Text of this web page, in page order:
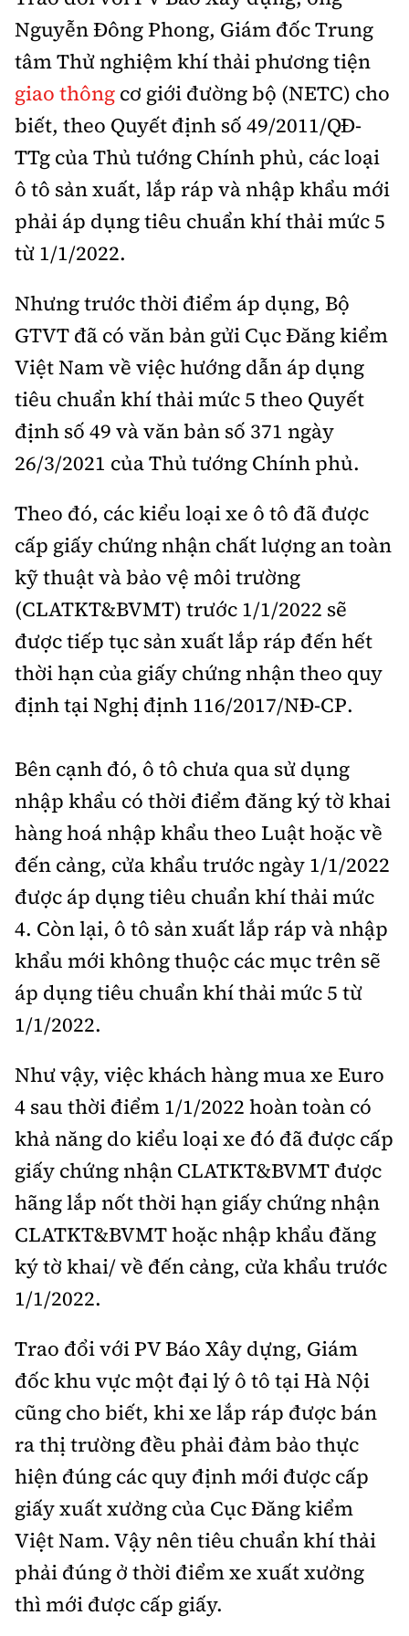
Nguyễn Đông Phong, Giám đốc Trung
tâm Thử nghiệm khí thải phương tiện
giao thông cơ giới đường bộ (NETC) cho
biết, theo Quyết định số 49/2011/QĐ-
TTg của Thủ tướng Chính phủ, các loại
ô tô sản xuất, lắp ráp và nhập khẩu mới
phải áp dụng tiêu chuẩn khí thải mức 5
từ 1/1/2022.
Nhưng trước thời điểm áp dụng, Bộ
GTVT đã có văn bản gửi Cục Đăng kiểm
Việt Nam về việc hướng dẫn áp dụng
tiêu chuẩn khí thải mức 5 theo Quyết
định số 49 và văn bản số 371 ngày
26/3/2021 của Thủ tướng Chính phủ.
Theo đó, các kiểu loại xe ô tô đã được
cấp giấy chứng nhận chất lượng an toàn
kỹ thuật và bảo vệ môi trường
(CLATKT&BVMT) trước 1/1/2022 sẽ
được tiếp tục sản xuất lắp ráp đến hết
thời hạn của giấy chứng nhận theo quy
định tại Nghị định 116/2017/NĐ-CP.
Bên cạnh đó, ô tô chưa qua sử dụng
nhập khẩu có thời điểm đăng ký tờ khai
hàng hoá nhập khẩu theo Luật hoặc về
đến cảng, cửa khẩu trước ngày 1/1/2022
được áp dụng tiêu chuẩn khí thải mức
4. Còn lại, ô tô sản xuất lắp ráp và nhập
khẩu mới không thuộc các mục trên sẽ
áp dụng tiêu chuẩn khí thải mức 5 từ
1/1/2022.
Như vậy, việc khách hàng mua xe Euro
4 sau thời điểm 1/1/2022 hoàn toàn có
khả năng do kiểu loại xe đó đã được cấp
giấy chứng nhận CLATKT&BVMT được
hãng lắp nốt thời hạn giấy chứng nhận
CLATKT&BVMT hoặc nhập khẩu đăng
ký tờ khai/ về đến cảng, cửa khẩu trước
1/1/2022.
Trao đổi với PV Báo Xây dựng, Giám
đốc khu vực một đại lý ô tô tại Hà Nội
cũng cho biết, khi xe lắp ráp được bán
ra thị trường đều phải đảm bảo thực
hiện đúng các quy định mới được cấp
giấy xuất xưởng của Cục Đăng kiểm
Việt Nam. Vậy nên tiêu chuẩn khí thải
phải đúng ở thời điểm xe xuất xưởng
thì mới được cấp giấy.